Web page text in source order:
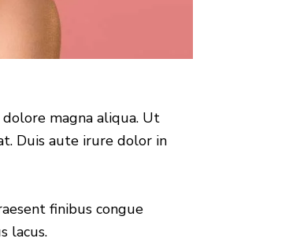
magna aliqua. Ut
Duis aute irure dolor in
finibus congue
lacus.